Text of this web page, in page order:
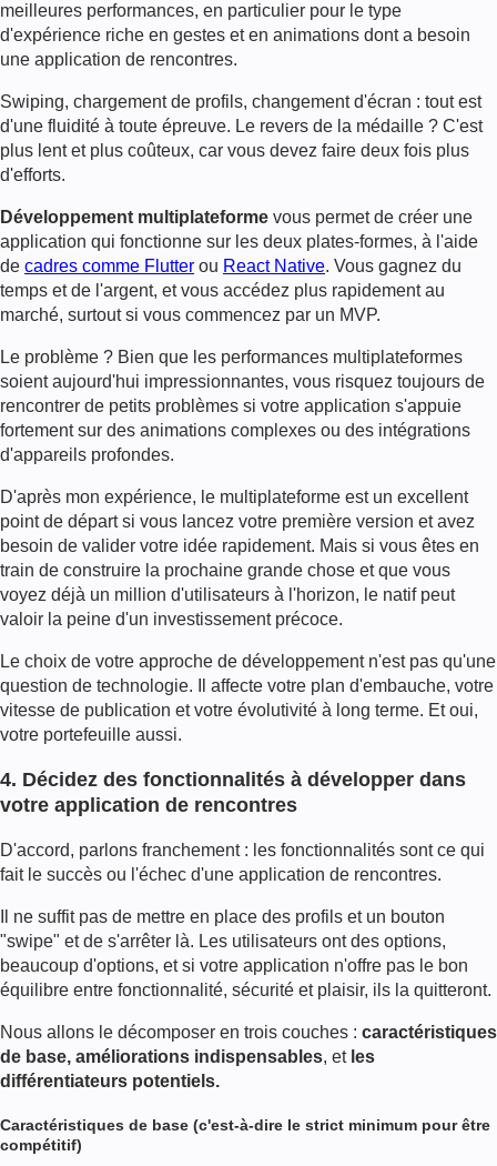
meilleures performances, en particulier pour le type
d'expérience riche en gestes et en animations dont a besoin
une application de rencontres.
Swiping, chargement de profils, changement d'écran : tout est
d'une fluidité à toute épreuve. Le revers de la médaille ? C'est
plus lent et plus coûteux, car vous devez faire deux fois plus
d'efforts.
Développement multiplateforme vous permet de créer une
application qui fonctionne sur les deux plates-formes, à l'aide
de cadres comme Flutter ou React Native. Vous gagnez du
temps et de l'argent, et vous accédez plus rapidement au
marché, surtout si vous commencez par un MVP.
Le problème ? Bien que les performances multiplateformes
soient aujourd'hui impressionnantes, vous risquez toujours de
rencontrer de petits problèmes si votre application s'appuie
fortement sur des animations complexes ou des intégrations
d'appareils profondes.
D'après mon expérience, le multiplateforme est un excellent
point de départ si vous lancez votre première version et avez
besoin de valider votre idée rapidement. Mais si vous êtes en
train de construire la prochaine grande chose et que vous
voyez déjà un million d'utilisateurs à l'horizon, le natif peut
valoir la peine d'un investissement précoce.
Le choix de votre approche de développement n'est pas qu'une
question de technologie. Il affecte votre plan d'embauche, votre
vitesse de publication et votre évolutivité à long terme. Et oui,
votre portefeuille aussi.
4. Décidez des fonctionnalités à développer dans
votre application de rencontres
D'accord, parlons franchement : les fonctionnalités sont ce qui
fait le succès ou l'échec d'une application de rencontres.
Il ne suffit pas de mettre en place des profils et un bouton
"swipe" et de s'arrêter là. Les utilisateurs ont des options,
beaucoup d'options, et si votre application n'offre pas le bon
équilibre entre fonctionnalité, sécurité et plaisir, ils la quitteront.
Nous allons le décomposer en trois couches : caractéristiques
de base, améliorations indispensables, et les
différentiateurs potentiels.
Caractéristiques de base (c'est-à-dire le strict minimum pour être
compétitif)